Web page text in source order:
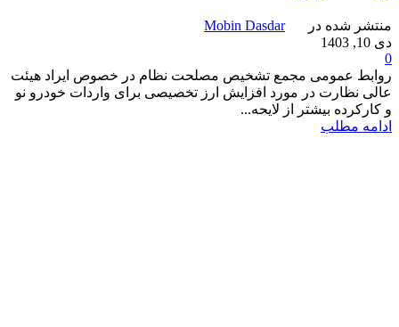
منتشر شده در
Mobin Dasdar
دی 10, 1403
0
روابط عمومی مجمع تشخیص مصلحت نظام در خصوص ایراد هیئت
عالی نظارت در مورد افزایش ارز تخصیصی برای واردات خودرو نو
و کارکرده بیشتر از لایحه...
ادامه مطلب